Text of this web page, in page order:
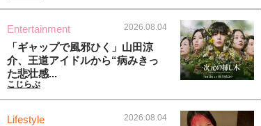
Entertainment 2026.08.04
「ギャップで風邪ひく」山田涼
介、王道アイドルから“病みきっ
た悲壮感...
こじらぶ
Lifestyle 2026.08.04